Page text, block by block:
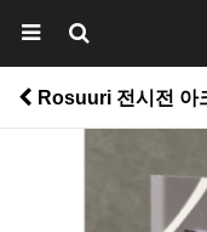
Rosuuri 전시전 아